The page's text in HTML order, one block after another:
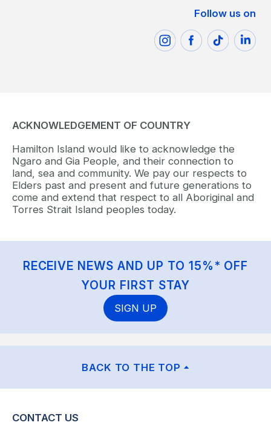
Follow us on
ACKNOWLEDGEMENT OF COUNTRY
Hamilton Island would like to acknowledge the
Ngaro and Gia People, and their connection to
land, sea and community. We pay our respects to
Elders past and present and future generations to
come and extend that respect to all Aboriginal and
Torres Strait Island peoples today.
RECEIVE NEWS AND UP TO 15%* OFF
YOUR FIRST STAY
SIGN UP
BACK TO THE TOP
CONTACT US